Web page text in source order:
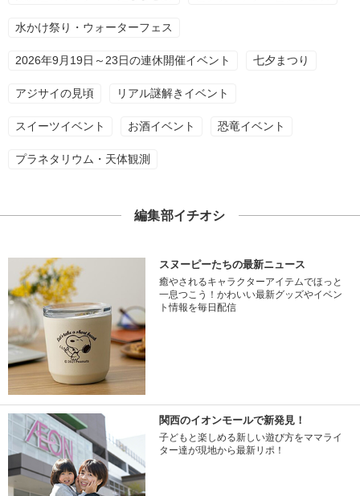
水かけ祭り・ウォーターフェス
2026年9月19日～23日の連休開催イベント 七夕まつり
アジサイの見頃 リアル謎解きイベント
スイーツイベント お酒イベント 恐竜イベント
プラネタリウム・天体観測
編集部イチオシ
スヌーピーたちの最新ニュース
癒やされるキャラクターアイテムでほっと
一息つこう！かわいい最新グッズやイベン
ト情報を毎日配信
関西のイオンモールで新発見！
子どもと楽しめる新しい遊び方をママライ
ター達が現地から最新リポ！